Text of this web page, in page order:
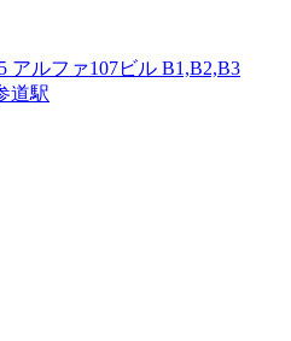
アルファ107ビル B1,B2,B3
道駅